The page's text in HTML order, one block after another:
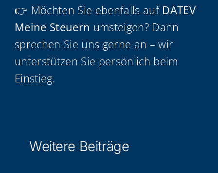
👉 Möch­ten Sie eben­falls auf DATEV
Mei­ne Steu­ern umstei­gen? Dann
spre­chen Sie uns ger­ne an – wir
unter­stüt­zen Sie per­sön­lich beim
Einstieg.
Wei­te­re Beiträge